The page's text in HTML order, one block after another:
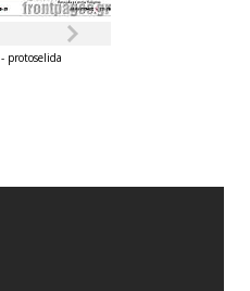
- protoselida